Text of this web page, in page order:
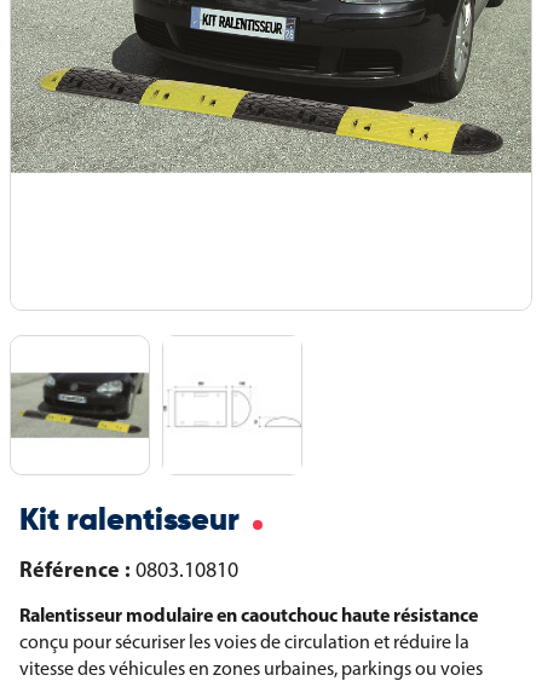
Kit ralentisseur
Référence : 0803.10810
Ralentisseur modulaire en caoutchouc haute résistance
conçu pour sécuriser les voies de circulation et réduire la
vitesse des véhicules en zones urbaines, parkings ou voies